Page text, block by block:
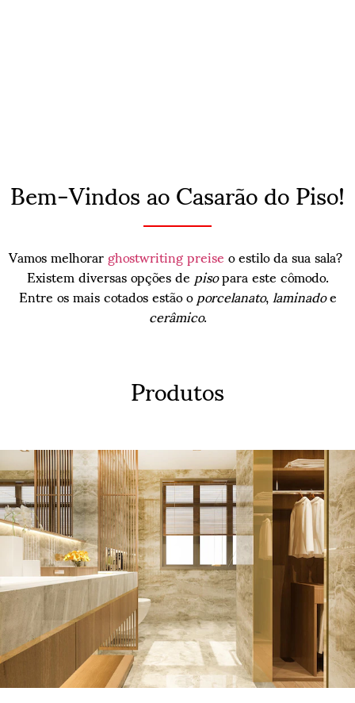
Bem-Vindos ao Casarão do Piso!
Vamos melhorarghostwriting preiseo estilo da sua sala?
Existem diversas opções depisopara este cômodo.
Entre os mais cotados estão oporcelanato,laminadoe
cerâmico.
Produtos